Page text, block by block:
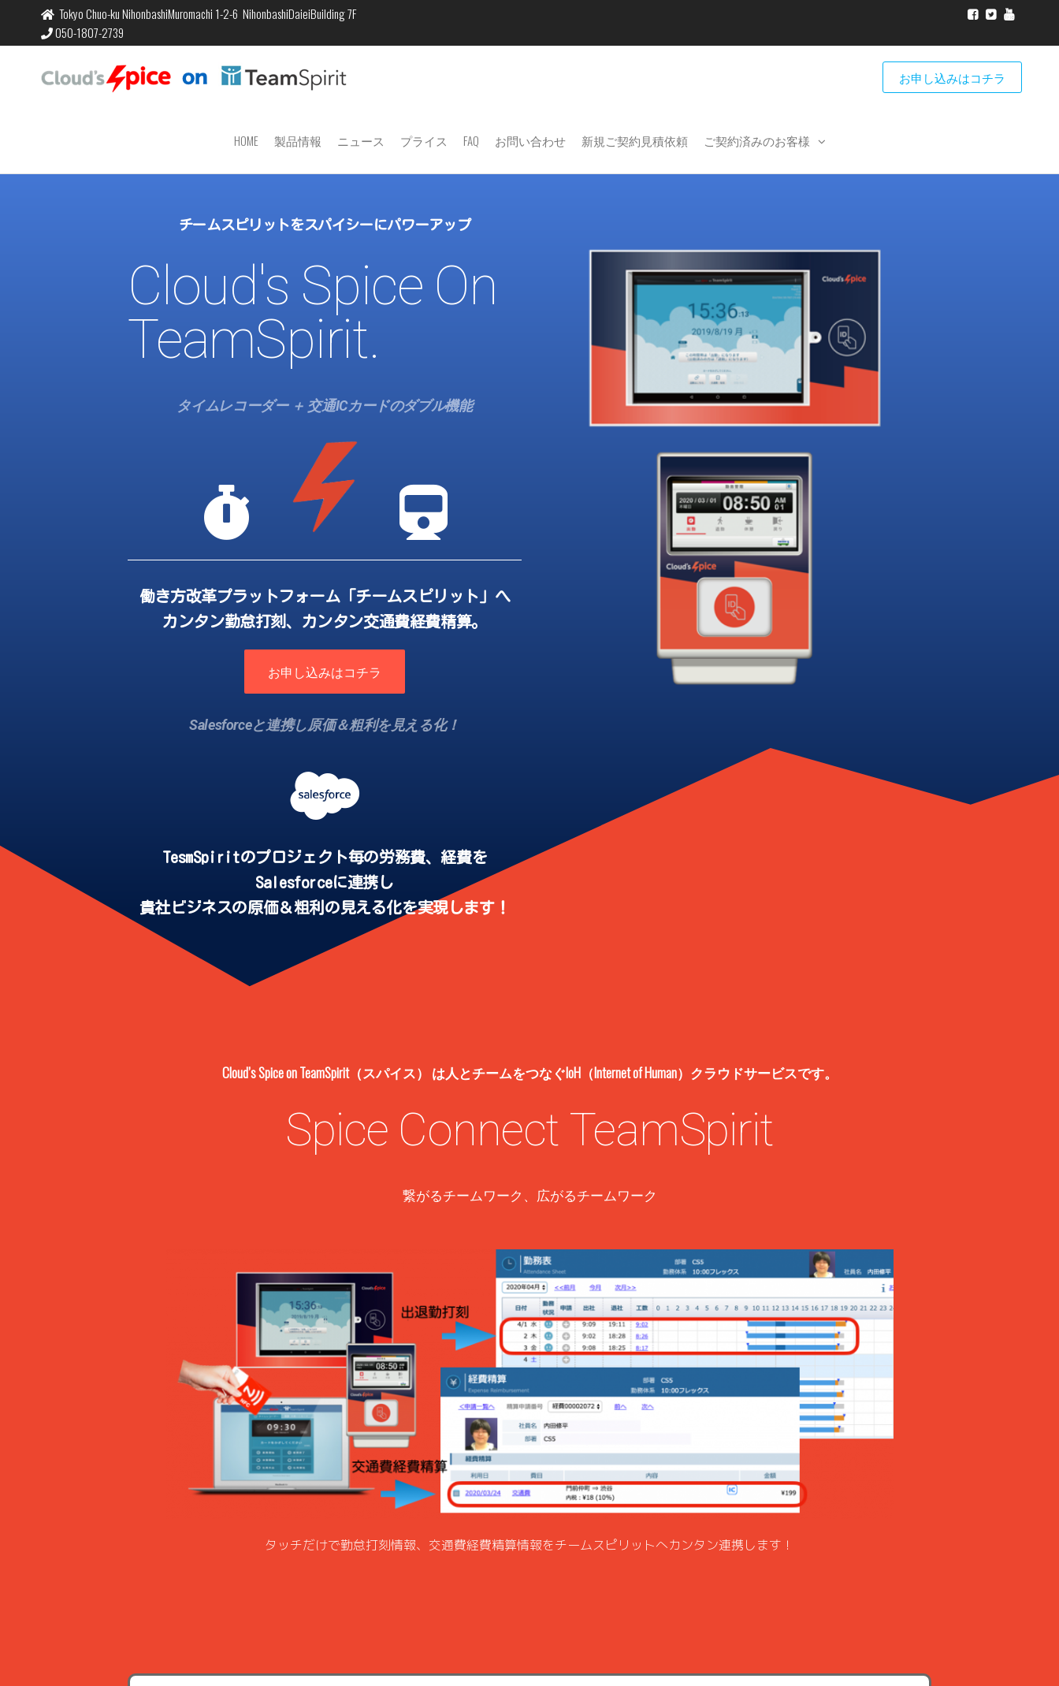
Tokyo Chuo-ku NihonbashiMuromachi 1-2-6 NihonbashiDaieiBuilding 7F
050-1807-2739
TeamSpirit
お申し込みはコチラ
HOME 製品情報 ニュース プライス FAQ お問い合わせ 新規ご契約見積依頼 ご契約済みのお客様
チームスピリットをスパイシーにパワーアップ
Cloud's Spice On
TeamSpirit.
タイムレコーダー ＋ 交通ICカードのダブル機能
働き方改革プラットフォーム「チームスピリット」へ
カンタン勤怠打刻、カンタン交通費経費精算。
お申し込みはコチラ
Salesforceと連携し原価＆粗利を見える化！
TesmSpiritのプロジェクト毎の労務費、経費を
Salesforceに連携し
貴社ビジネスの原価＆粗利の見える化を実現します！
Cloud’s Spice on TeamSpirit（スパイス） は人とチームをつなぐIoH（Internet of Human）クラウドサービスです。
Spice Connect TeamSpirit
繋がるチームワーク、広がるチームワーク
タッチだけで勤怠打刻情報、交通費経費精算情報をチームスピリットへカンタン連携します！